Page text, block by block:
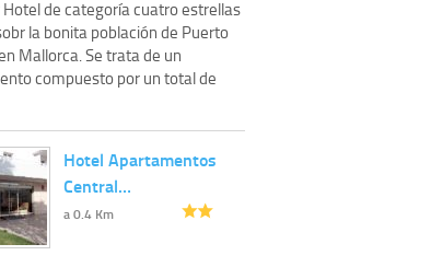
de categoría cuatro estrellas
la bonita población de Puerto
Mallorca. Se trata de un
compuesto por un total de
Hotel Apartamentos
Central…
a 0.4 Km